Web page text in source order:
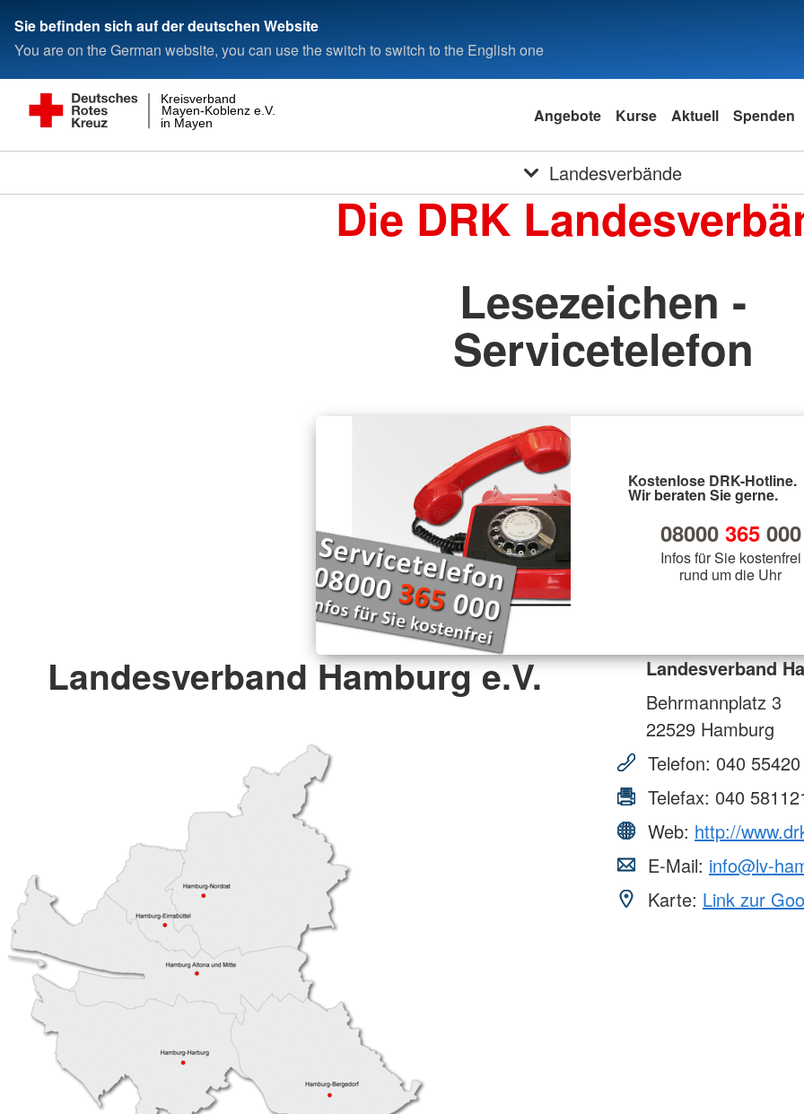
Sie befinden sich auf der deutschen Website
You are on the German website, you can use the switch to switch to the English one
in Mayen
Mayen-Koblenz e.V.
Kreisverband
Angebote Kurse Aktuell Spenden
Landesverbände
Die DRK
Lesezeichen -
Servicetelefon
Kostenlose DRK-Hotline.
Wir beraten Sie gerne.
08000 365000
Infos für Sie kostenfrei
rund um die Uhr
Landesverband Hamburg e.V.
Landesverband
Behrmannplatz 3
22529 Hamburg
Telefon: 040
Telefax: 040
Web: http://
E-Mail: info@lv-
Karte: Link zur